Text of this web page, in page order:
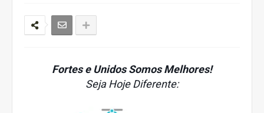
Fortes e Unidos Somos Melhores!
Seja Hoje Diferente: